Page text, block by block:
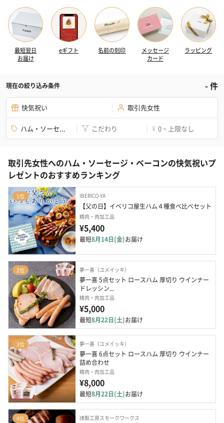
最短翌日
お届け
eギフト 名前の刻印
メッセージ
カード
ラッピング
現在の絞り込み条件 -件
快気祝い 取引先女性
ハム・ソーセ... こだわり ¥ 0 ~ 上限なし
取引先女性へのハム・ソーセージ・ベーコンの快気祝いプ
レゼントのおすすめランキング
1位 IBERICO-YA
【父の日】イベリコ屋生ハム４種食べ比べセット
精肉・肉加工品
¥5,400
最短8月14日(金)お届け
2位 夢一喜（ユメイッキ）
夢一喜 5点セット ロースハム 厚切り ウインナー
ドレッシン...
精肉・肉加工品
¥5,000
最短8月22日(土)お届け
3位 夢一喜（ユメイッキ）
夢一喜 6点セット ロースハム 厚切り ウインナー
詰め合わせ
精肉・肉加工品
¥8,000
最短8月22日(土)お届け
4位 燻製工房スモークワークス